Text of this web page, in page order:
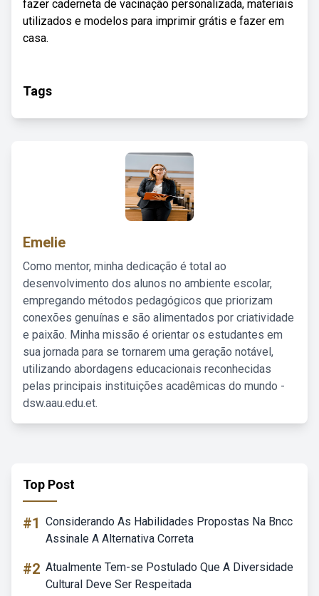
fazer caderneta de vacinação personalizada, materiais
utilizados e modelos para imprimir grátis e fazer em
casa.
Tags
Emelie
Como mentor, minha dedicação é total ao
desenvolvimento dos alunos no ambiente escolar,
empregando métodos pedagógicos que priorizam
conexões genuínas e são alimentados por criatividade
e paixão. Minha missão é orientar os estudantes em
sua jornada para se tornarem uma geração notável,
utilizando abordagens educacionais reconhecidas
pelas principais instituições acadêmicas do mundo -
dsw.aau.edu.et.
Top Post
#1 Considerando As Habilidades Propostas Na Bncc
Assinale A Alternativa Correta
#2 Atualmente Tem-se Postulado Que A Diversidade
Cultural Deve Ser Respeitada